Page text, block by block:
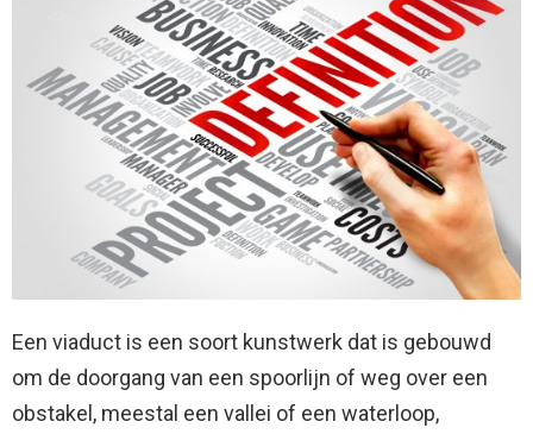
Een viaduct is een soort kunstwerk dat is gebouwd
om de doorgang van een spoorlijn of weg over een
obstakel, meestal een vallei of een waterloop,